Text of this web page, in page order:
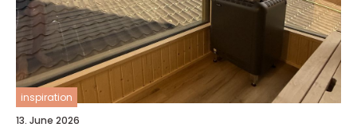
inspiration
13. June 2026